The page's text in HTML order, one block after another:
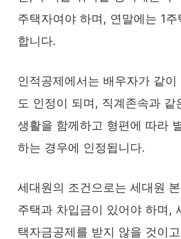
주택자여야 하며, 연말에는 1
합니다.
인적공제에서는 배우자가 같
도 인정이 되며, 직계존속과 같
생활을 함께하고 형편에 따라
하는 경우에 인정됩니다.
세대원의 조건으로는 세대원
주택과 차입금이 있어야 하며,
택자금공제를 받지 않을 것이